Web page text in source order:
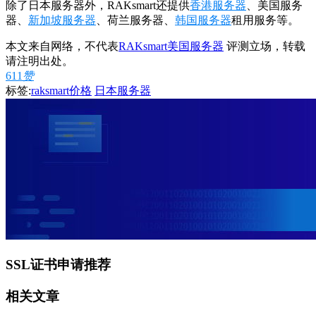
除了日本服务器外，RAKsmart还提供香港服务器 、美国服务
器、 新加坡服务器 、荷兰服务器、 韩国服务器租用服务等。
本文来自网络，不代表RAKsmart美国服务器 评测立场，转载
请注明出处。
611 赞
标签:raksmart价格 日本服务器
SSL证书申请推荐
相关文章